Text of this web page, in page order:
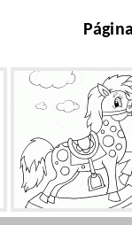
Cavalo de atração